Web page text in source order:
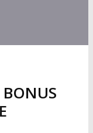
BONUS